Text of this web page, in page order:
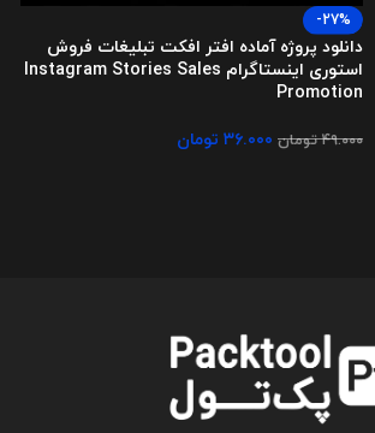
-27%
دانلود پروژه آماده افتر افکت تبلیغات فروش
استوری اینستاگرام Instagram Stories Sales
Promotion
۴۹.۰۰۰تومان ۳۶.۰۰۰ تومان